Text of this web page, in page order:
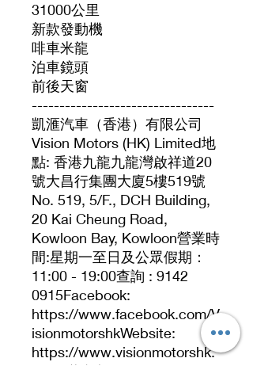
31000公里
新款發動機
啡車米龍
泊車鏡頭
前後天窗
---------------------------------
凱滙汽車（香港）有限公司
Vision Motors (HK) Limited地
點: 香港九龍九龍灣啟祥道20
號大昌行集團大廈5樓519號
No. 519, 5/F., DCH Building,
20 Kai Cheung Road,
Kowloon Bay, Kowloon營業時
間:星期一至日及公眾假期：
11:00 - 19:00查詢 : 9142
0915Facebook:
https://www.facebook.com/V
isionmotorshkWebsite:
https://www.visionmotorshk.
com/聯絡人：Ken. 91420915